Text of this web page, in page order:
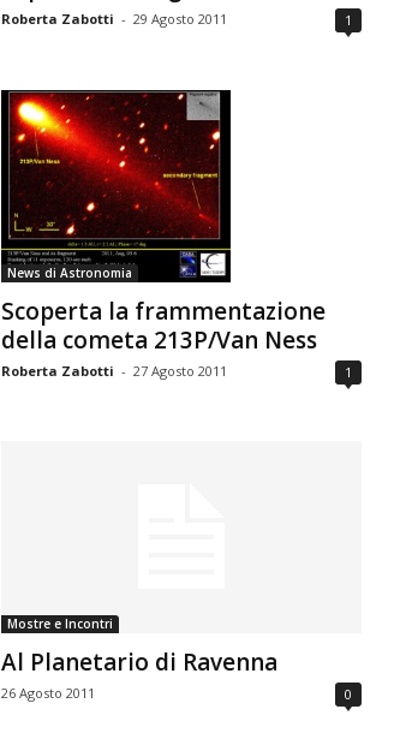
Roberta Zabotti - 29 Agosto 2011 1
News di Astronomia
Scoperta la frammentazione
della cometa 213P/Van Ness
Roberta Zabotti - 27 Agosto 2011 1
Mostre e Incontri
Al Planetario di Ravenna
26 Agosto 2011 0